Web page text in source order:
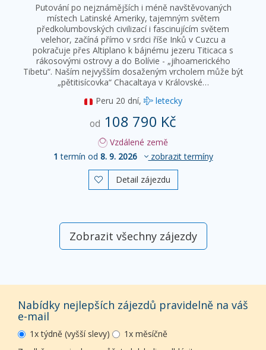
Putování po nejznámějších i méně navštěvovaných
místech Latinské Ameriky, tajemným světem
předkolumbovských civilizací i fascinujícím světem
velehor, začíná přímo v srdci říše Inků v Cuzcu a
pokračuje přes Altiplano k bájnému jezeru Titicaca s
rákosovými ostrovy a do Bolívie - „jihoamerického
Tibetu“. Naším nejvyšším dosaženým vrcholem může být
„pětitisícovka“ Chacaltaya v Královské…
Peru 20 dní, letecky
od 108 790 Kč
Vzdálené země
1 termín od 8. 9. 2026 zobrazit termíny
 Detail zájezdu
Zobrazit všechny zájezdy
Nabídky nejlepších zájezdů pravidelně na váš
e-mail
1x týdně (vyšší slevy)
1x měsíčně